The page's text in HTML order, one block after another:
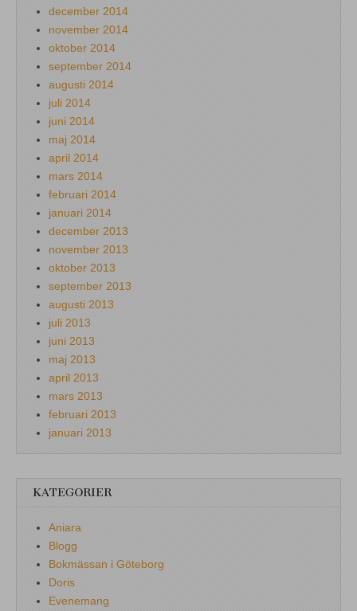
december 2014
november 2014
oktober 2014
september 2014
augusti 2014
juli 2014
juni 2014
maj 2014
april 2014
mars 2014
februari 2014
januari 2014
december 2013
november 2013
oktober 2013
september 2013
augusti 2013
juli 2013
juni 2013
maj 2013
april 2013
mars 2013
februari 2013
januari 2013
KATEGORIER
Aniara
Blogg
Bokmässan i Göteborg
Doris
Evenemang